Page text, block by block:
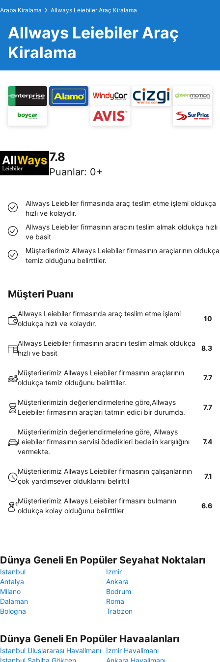
Araba Kiralama Allways Leiebiler Araç Kiralama
Allways Leiebiler Araç
Kiralama
7.8
Puanlar: 0+
Allways Leiebiler firmasında araç teslim etme işlemi oldukça
hızlı ve kolaydır.
Allways Leiebiler firmasının aracını teslim almak oldukça hızlı
ve basit
Müşterilerimiz Allways Leiebiler firmasının araçlarının oldukça
temiz olduğunu belirttiler.
Müşteri Puanı
Allways Leiebiler firmasında araç teslim etme işlemi
oldukça hızlı ve kolaydır.
10
Allways Leiebiler firmasının aracını teslim almak oldukça
hızlı ve basit
8.3
Müşterilerimiz Allways Leiebiler firmasının araçlarının
oldukça temiz olduğunu belirttiler.
7.7
Müşterilerimizin değerlendirmelerine göre,Allways
Leiebiler firmasının araçları tatmin edici bir durumda.
7.7
Müşterilerimizin değerlendirmelerine göre, Allways
Leiebiler firmasının servisi ödedikleri bedelin karşılığını
vermekte.
7.4
Müşterilerimiz Allways Leiebiler firmasının çalışanlarının
çok yardımsever olduklarını belirttil
7.1
Müşterilerimiz Allways Leiebiler firmasını bulmanın
oldukça kolay olduğunu belirttiler
6.6
Dünya Geneli En Popüler Seyahat Noktaları
Istanbul
Izmir
Antalya
Ankara
Milano
Bodrum
Dalaman
Roma
Bologna
Trabzon
Dünya Geneli En Popüler Havaalanları
İstanbul Uluslararası Havalimanı
İzmir Havalimanı
İstanbul Sabiha Gökçen
Ankara Havalimanı